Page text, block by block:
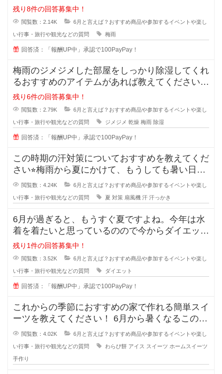
い。 雨でも楽しめる工夫が
残り8件の回答募集中！
閲覧数：2.14K 6月と言えば？おすすめ商品や参加するイベントや楽し
い行事・旅行や観光などの質問 梅雨
回答済：「報酬UP中」承認で100PayPay！
梅雨のジメジメした部屋をしっかり除湿してくれ
るおすすめのアイテムがあれば教えてください⭐︎
これから
残り6件の回答募集中！
閲覧数：2.79K 6月と言えば？おすすめ商品や参加するイベントや楽し
い行事・旅行や観光などの質問 ジメジメ 乾燥 梅雨 除湿
回答済：「報酬UP中」承認で100PayPay！
この時期の汗対策についておすすめを教えてくだ
さい⭐︎梅雨から夏にかけて、もうしても暑い日が
続き、外を歩いて
閲覧数：4.24K 6月と言えば？おすすめ商品や参加するイベントや楽し
い行事・旅行や観光などの質問 夏 対策 扇風機 汗 汗っかき
6月が過ぎると、もうすぐ夏ですよね。今年は水
着を着たいと思っているのので今からダイエット
を頑張ろうと思っています。
残り1件の回答募集中！
閲覧数：3.52K 6月と言えば？おすすめ商品や参加するイベントや楽し
い行事・旅行や観光などの質問 ダイエット
回答済：「報酬UP中」承認で100PayPay！
これからの季節におすすめの家で作れる簡単スイ
ーツを教えてください！ 6月から暑くなるこの季
節におすすめの子どもと作
閲覧数：4.02K 6月と言えば？おすすめ商品や参加するイベントや楽し
い行事・旅行や観光などの質問 わらび餅 アイス スイーツ ホームスイーツ
手作り